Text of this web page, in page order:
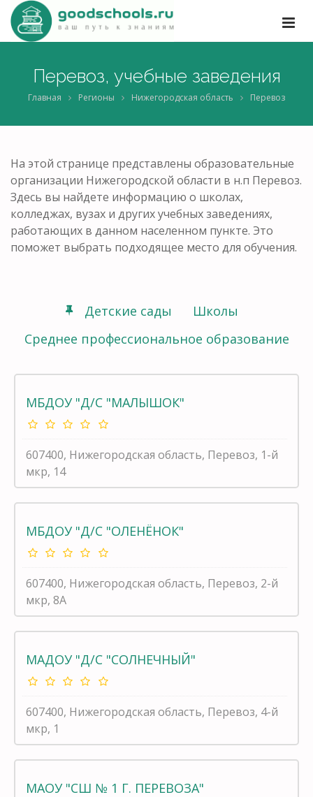
Перевоз, учебные заведения
Главная Регионы Нижегородская область Перевоз
На этой странице представлены образовательные
организации Нижегородской области в н.п Перевоз.
Здесь вы найдете информацию о школах,
колледжах, вузах и других учебных заведениях,
работающих в данном населенном пункте. Это
поможет выбрать подходящее место для обучения.
Детские сады
Школы
Среднее профессиональное образование
МБДОУ "Д/С "МАЛЫШОК"
607400, Нижегородская область, Перевоз, 1-й
мкр, 14
МБДОУ "Д/С "ОЛЕНЁНОК"
607400, Нижегородская область, Перевоз, 2-й
мкр, 8А
МАДОУ "Д/С "СОЛНЕЧНЫЙ"
607400, Нижегородская область, Перевоз, 4-й
мкр, 1
МАОУ "СШ № 1 Г. ПЕРЕВОЗА"